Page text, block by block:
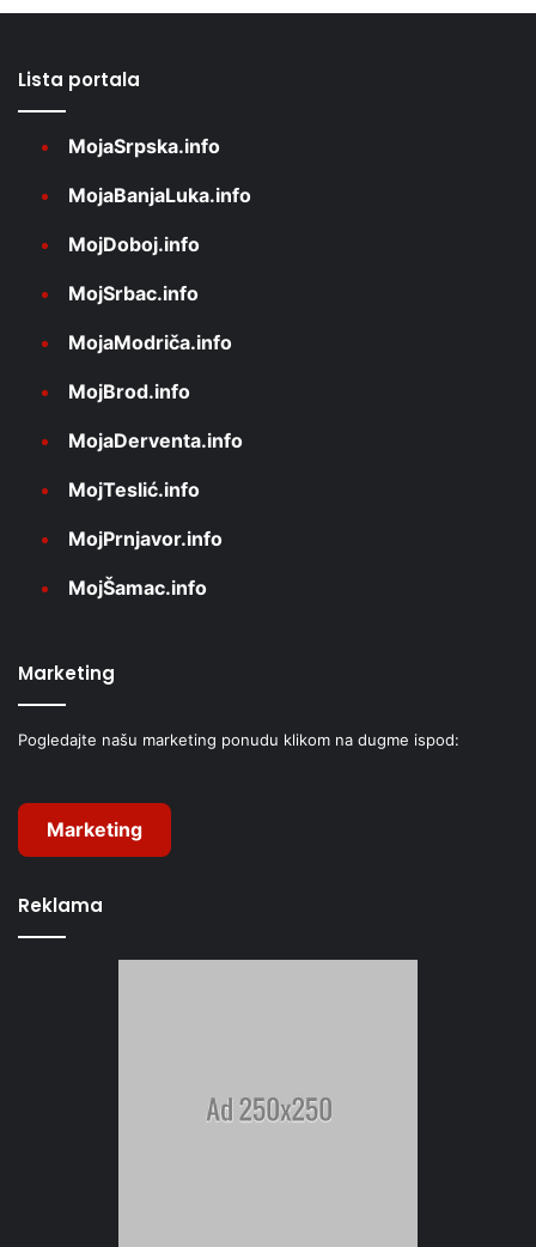
Lista portala
MojaSrpska.info
MojaBanjaLuka.info
MojDoboj.info
MojSrbac.info
MojaModriča.info
MojBrod.info
MojaDerventa.info
MojTeslić.info
MojPrnjavor.info
MojŠamac.info
Marketing
Pogledajte našu marketing ponudu klikom na dugme ispod:
Marketing
Reklama